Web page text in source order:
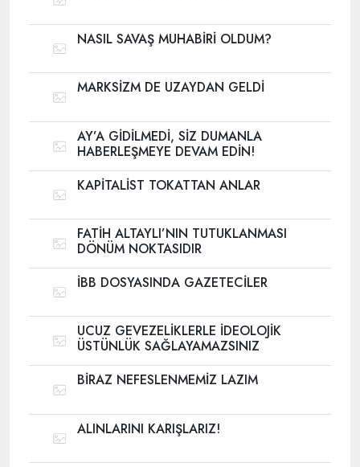
NASIL SAVAŞ MUHABİRİ OLDUM?
MARKSİZM DE UZAYDAN GELDİ
AY’A GİDİLMEDİ, SİZ DUMANLA
HABERLEŞMEYE DEVAM EDİN!
KAPİTALİST TOKATTAN ANLAR
FATİH ALTAYLI’NIN TUTUKLANMASI
DÖNÜM NOKTASIDIR
İBB DOSYASINDA GAZETECİLER
UCUZ GEVEZELİKLERLE İDEOLOJİK
ÜSTÜNLÜK SAĞLAYAMAZSINIZ
BİRAZ NEFESLENMEMİZ LAZIM
ALINLARINI KARIŞLARIZ!